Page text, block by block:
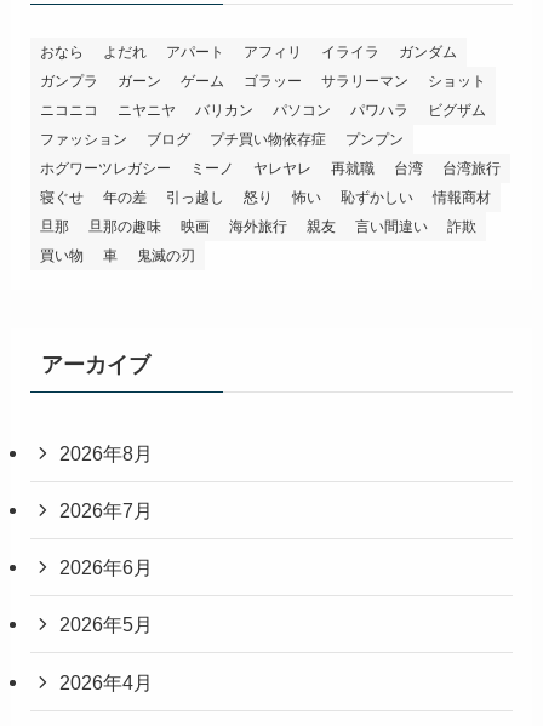
おなら よだれ アパート アフィリ イライラ
ガンダム
ガンプラ
ガーン ゲーム ゴラッー サラリーマン
ショット
ニコニコ
ニヤニヤ バリカン パソコン パワハラ
ビグザム
ファッション
ブログ プチ買い物依存症
プンプン
ホグワーツレガシー
ミーノ ヤレヤレ 再就職 台湾
台湾旅行
寝ぐせ
年の差 引っ越し 怒り 怖い 恥ずかしい
情報商材
旦那
旦那の趣味 映画 海外旅行 親友 言い間違い
詐欺
買い物
車 鬼滅の刃
アーカイブ
2026年8月
2026年7月
2026年6月
2026年5月
2026年4月